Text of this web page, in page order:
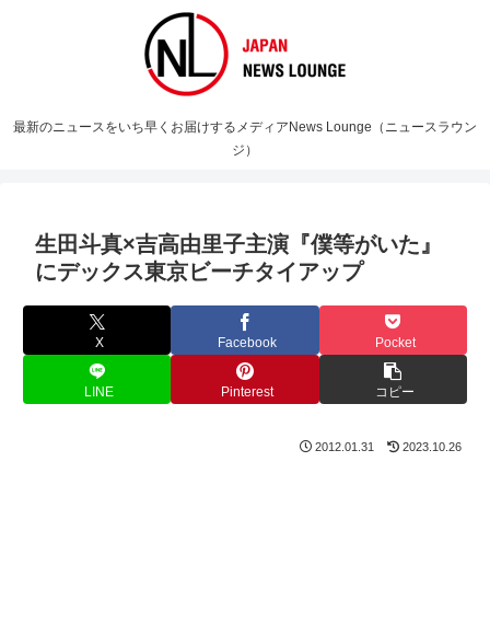
最新のニュースをいち早くお届けするメディアNews Lounge（ニュースラウン
ジ）
生田斗真×吉高由里子主演『僕等がいた』
にデックス東京ビーチタイアップ
X Facebook Pocket
LINE Pinterest コピー
2012.01.31 2023.10.26